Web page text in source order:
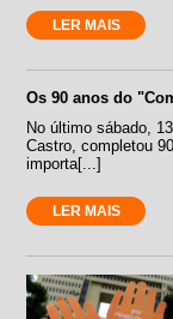
LER MAIS
Os 90 anos do
No último sábado,
Castro, completou
importa[...]
LER MAIS